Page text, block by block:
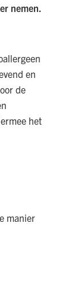
nemen.
en
de
het
manier